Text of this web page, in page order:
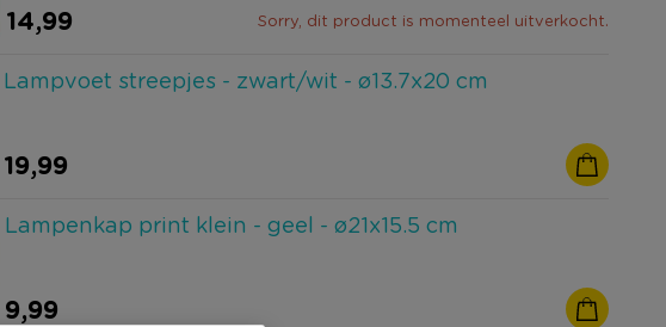
14,99 Sorry, dit product is momenteel uitverkocht.
Lampvoet streepjes - zwart/wit - ø13.7x20 cm
19,99
Lampenkap print klein - geel - ø21x15.5 cm
9,99